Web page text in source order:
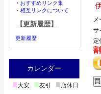
・ おすすめリンク集
・ 相互リンクについて
【更新履歴】
更新履歴
カレンダー
■大安 ■友引 ■店休日
メ
サ
定